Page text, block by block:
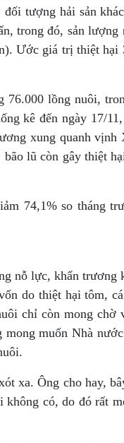
tượng hải sản
trong đó, sản lượng
Ước giá trị thiệt hại
76.000 lồng nuôi,
kê đến ngày 17/
xung quanh vịnh
lũ còn gây thiệt
74,1% so tháng
nỗ lực, khẩn trương
do thiệt hại tôm,
chỉ còn mong chờ
muốn Nhà
xa. Ông cho hay,
không có, do đó rất